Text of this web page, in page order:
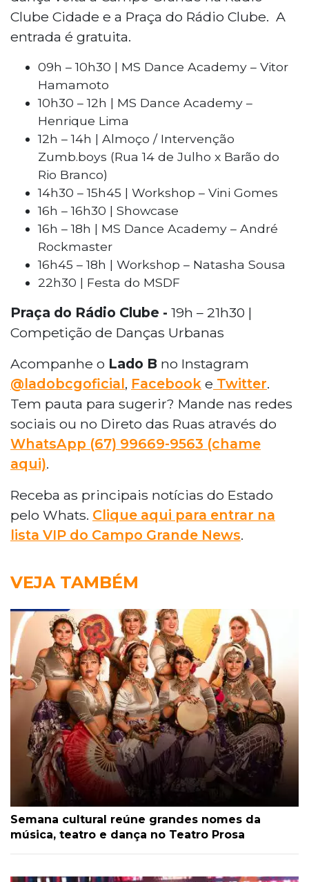
Clube Cidade e a Praça do Rádio Clube. A
entrada é gratuita.
09h – 10h30 | MS Dance Academy – Vitor
Hamamoto
10h30 – 12h | MS Dance Academy –
Henrique Lima
12h – 14h | Almoço / Intervenção
Zumb.boys (Rua 14 de Julho x Barão do
Rio Branco)
14h30 – 15h45 | Workshop – Vini Gomes
16h – 16h30 | Showcase
16h – 18h | MS Dance Academy – André
Rockmaster
16h45 – 18h | Workshop – Natasha Sousa
22h30 | Festa do MSDF
Praça do Rádio Clube - 19h – 21h30 |
Competição de Danças Urbanas
Acompanhe o Lado B no Instagram
@ladobcgoficial, Facebook e Twitter.
Tem pauta para sugerir? Mande nas redes
sociais ou no Direto das Ruas através do
WhatsApp (67) 99669-9563 (chame
aqui).
Receba as principais notícias do Estado
pelo Whats. Clique aqui para entrar na
lista VIP do Campo Grande News.
VEJA TAMBÉM
Semana cultural reúne grandes nomes da
música, teatro e dança no Teatro Prosa